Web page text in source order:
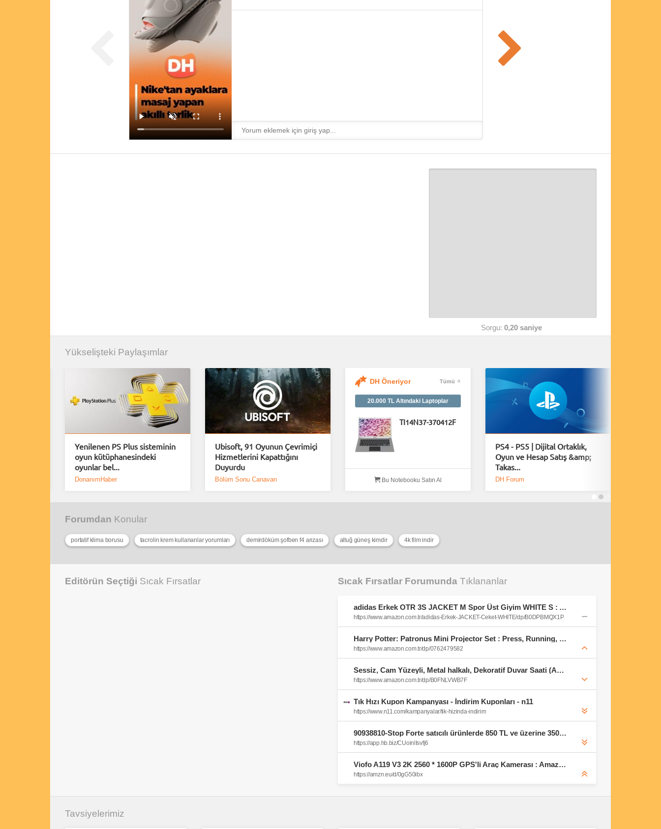
Sorgu: 0,20 saniye
Yükselişteki Paylaşımlar
Yenilenen PS Plus sisteminin
oyun kütüphanesindeki
oyunlar bel...
DonanımHaber
Ubisoft, 91 Oyunun Çevrimiçi
Hizmetlerini Kapattığını
Duyurdu
Bölüm Sonu Canavarı
DH Öneriyor Tümü
20.000 TL Altındaki Laptoplar
TI14N37-370412F
Bu Notebooku Satın Al
PS4 - PS5 | Dijital Ortaklık,
Oyun ve Hesap Satış &amp;
Takas...
DH Forum
Forumdan Konular
portatif klima borusu tacrolin krem kullananlar yorumları demirdöküm şofben f4 arızası altuğ güneş kimdir 4k film indir
Editörün Seçtiği Sıcak Fırsatlar Sıcak Fırsatlar Forumunda Tıklananlar
adidas Erkek OTR 3S JACKET M Spor Üst Giyim WHITE S : Amazon.com.tr: Moda
https://www.amazon.com.tr/adidas-Erkek-JACKET-Ceket-WHITE/dp/B0DPBMQX1P
Harry Potter: Patronus Mini Projector Set : Press, Running, Products, Warner Bros. Consumer: Amazon.com.tr: Elektronik
https://www.amazon.com.tr/dp/0762479582
Sessiz, Cam Yüzeyli, Metal halkalı, Dekoratif Duvar Saati (Antrasit Gold) : Amazon.com.tr: Ev ve Yaşam
https://www.amazon.com.tr/dp/B0FNLVWB7F
Tık Hızı Kupon Kampanyası - İndirim Kuponları - n11
https://www.n11.com/kampanyalar/tik-hizinda-indirim
90938810-Stop Forte satıcılı ürünlerde 850 TL ve üzerine 350 TL indirim Kampanyası - Hepsiburada
https://app.hb.biz/CUoinlIsvfj6
Viofo A119 V3 2K 2560 * 1600P GPS'li Araç Kamerası : Amazon.com.tr: Otomotiv
https://amzn.eu/d/0gG50ibx
Tavsiyelerimiz